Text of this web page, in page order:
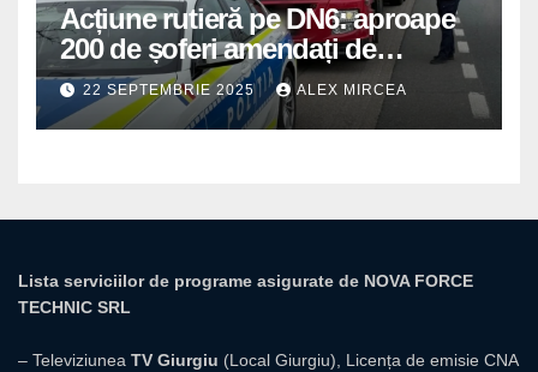
Acțiune rutieră pe DN6: aproape
200 de șoferi amendați de
polițiștii din Mihăilești
22 SEPTEMBRIE 2025 ALEX MIRCEA
Lista serviciilor de programe asigurate de NOVA FORCE
TECHNIC SRL
– Televiziunea TV Giurgiu (Local Giurgiu), Licența de emisie CNA